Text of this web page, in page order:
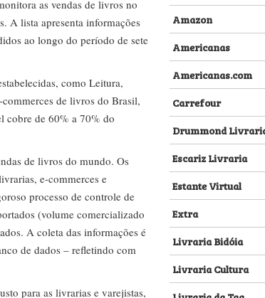
as vendas de livros no
A lista apresenta informações
ao longo do período de sete
como Leitura,
de livros do Brasil,
cobre de 60% a 70% do
de livros do mundo. Os
e-commerces e
processo de controle de
(volume comercializado
A coleta das informações é
de dados – refletindo com
para as livrarias e varejistas,
Amazon
Americanas
Americanas.com
Carrefour
Drummond
Escariz Livraria
Estante Virtual
Extra
Livraria Bidóia
Livraria Cultura